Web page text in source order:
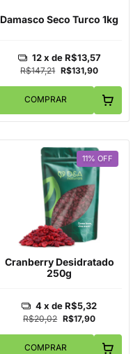
Damasco Seco Turco 1kg
R$147,21 R$131,90
12 x deR$13,57
COMPRAR
11% OFF
Cranberry Desidratado
250g
R$20,02 R$17,90
4 x deR$5,32
COMPRAR